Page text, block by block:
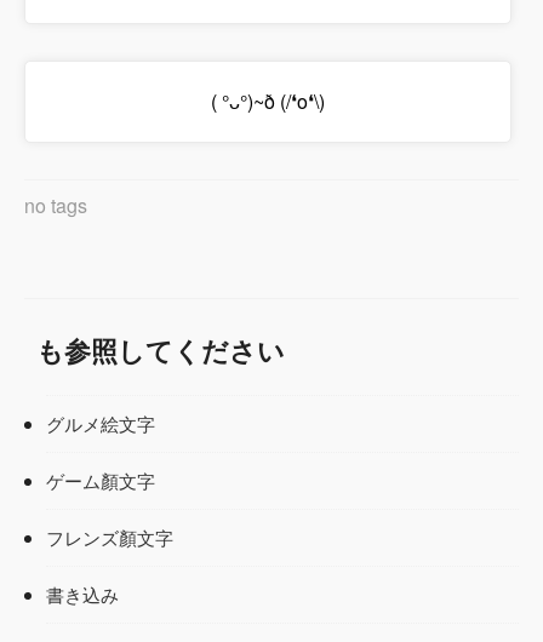
( °ᴗ°)~ð (/❛o❛\)
no tags
も参照してください
グルメ絵文字
ゲーム顏文字
フレンズ顏文字
書き込み